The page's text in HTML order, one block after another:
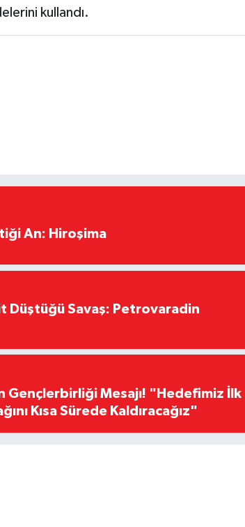
kullandı.
An: Hiroşima
Düştüğü Savaş: Petrovaradin
Gençlerbirliği Mesajı! "Hedefimiz İlk
Kısa Sürede Kaldıracağız"